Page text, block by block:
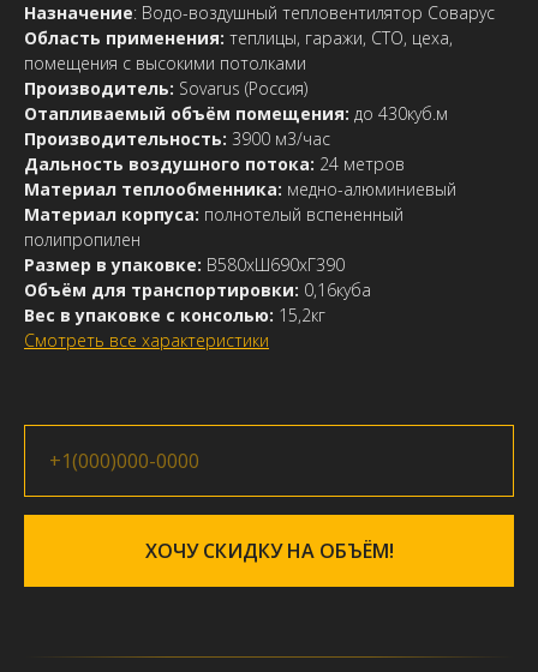
Назначение: Водо-воздушный тепловентилятор Соварус
Область применения: теплицы, гаражи, СТО, цеха,
помещения с высокими потолками
Производитель: Sovarus (Россия)
Отапливаемый объём помещения: до 430куб.м
Производительность: 3900 м3/час
Дальность воздушного потока: 24 метров
Материал теплообменника: медно-алюминиевый
Материал корпуса: полнотелый вспененный
полипропилен
Размер в упаковке: В580хШ690хГ390
Объём для транспортировки: 0,16куба
Вес в упаковке с консолью: 15,2кг
Смотреть все характеристики
ХОЧУ СКИДКУ НА ОБЪЁМ!